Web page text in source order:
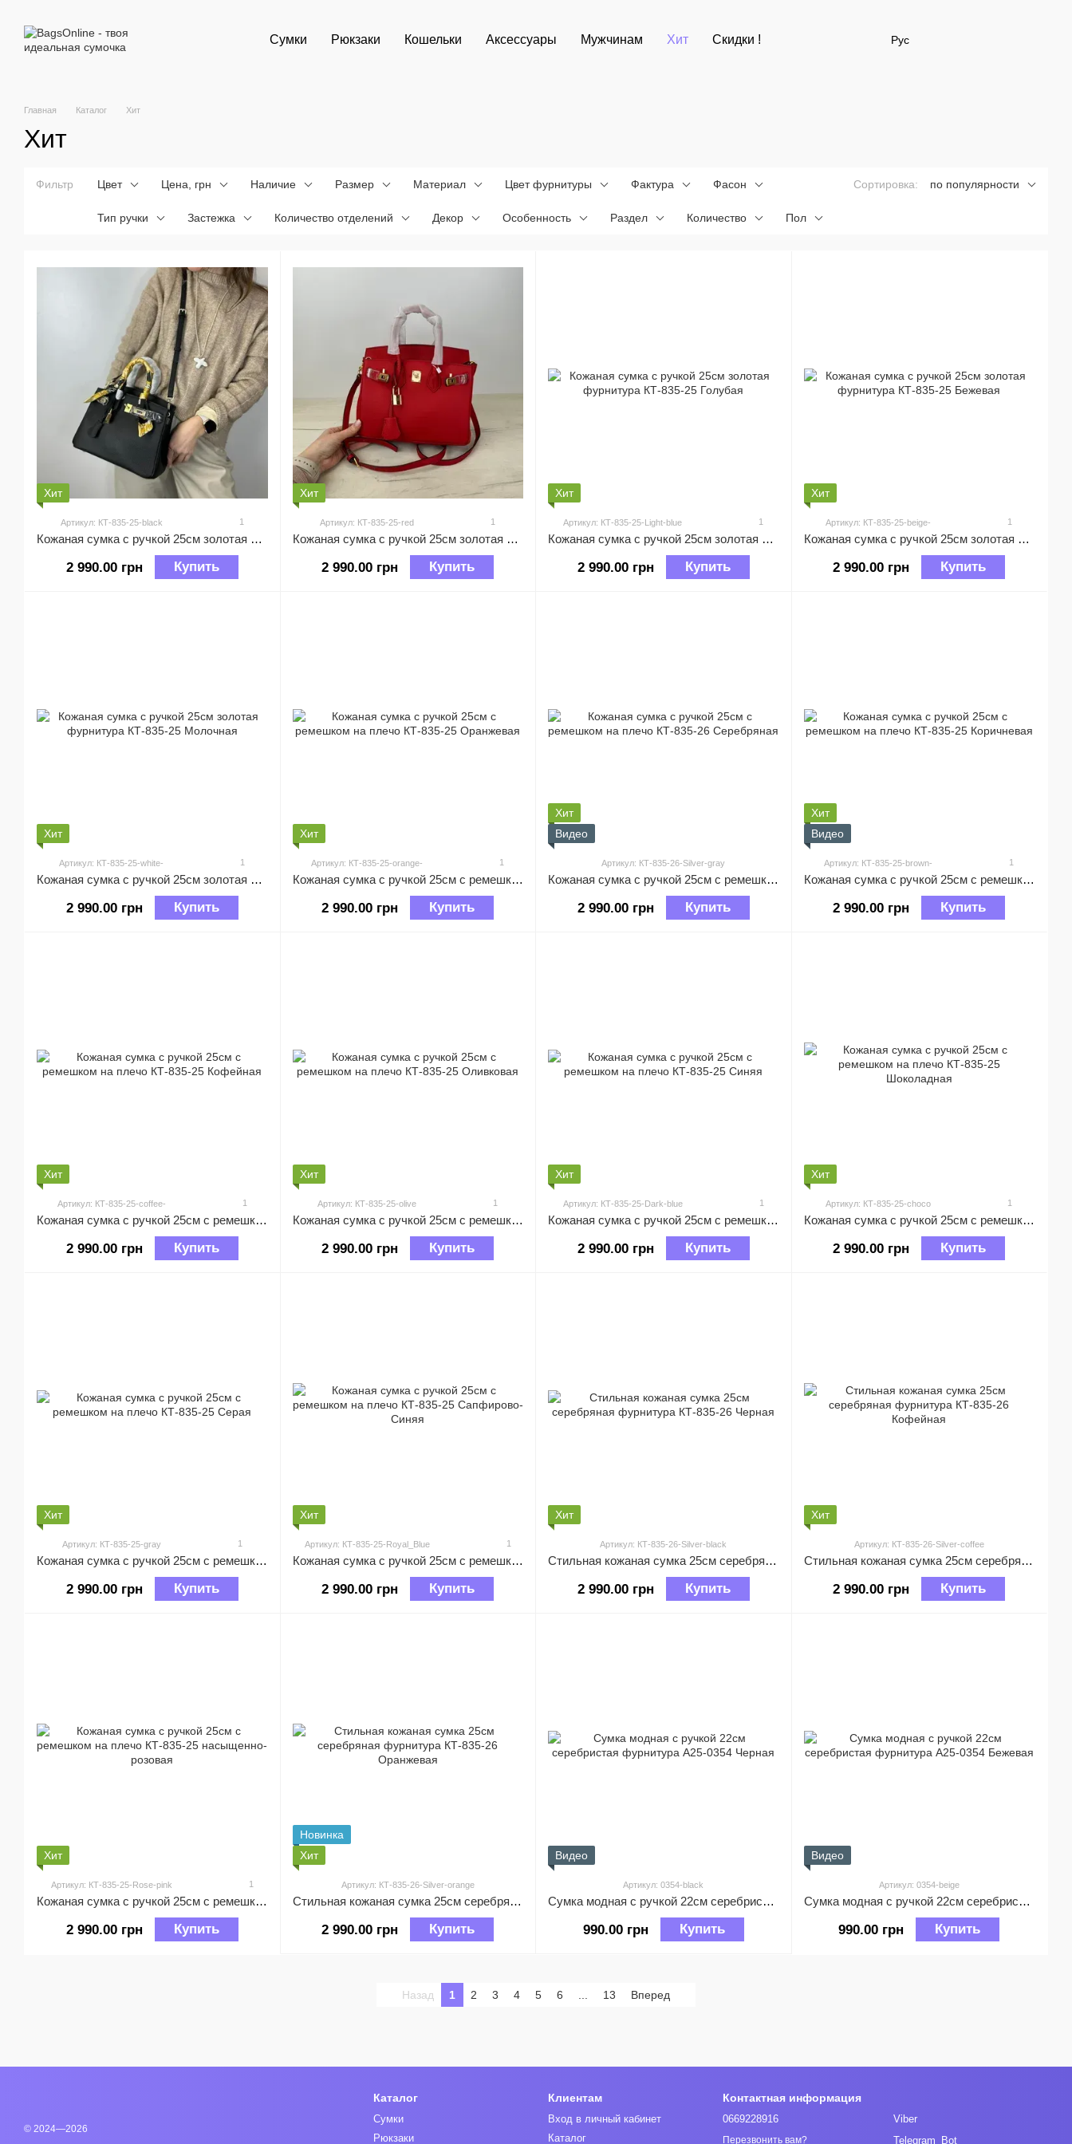
Сумки Рюкзаки Кошельки Аксессуары Мужчинам Хит Скидки ! Рус
Главная Каталог Хит
Хит
Фильтр Цвет Цена, грн Наличие Размер Материал Цвет фурнитуры Фактура Фасон
Тип ручки Застежка Количество отделений Декор Особенность Раздел Количество Пол
Сортировка: по популярности
Хит
Артикул: КТ-835-25-black 1
Кожаная сумка с ручкой 25см золотая фурнитура КТ-835-25 Черная
2 990.00 грн Купить
Хит
Артикул: КТ-835-25-red 1
Кожаная сумка с ручкой 25см золотая фурнитура КТ-835-25 Красная
2 990.00 грн Купить
Хит
Артикул: КТ-835-25-Light-blue 1
Кожаная сумка с ручкой 25см золотая фурнитура КТ-835-25 Голубая
2 990.00 грн Купить
Хит
Артикул: КТ-835-25-beige- 1
Кожаная сумка с ручкой 25см золотая фурнитура КТ-835-25 Бежевая
2 990.00 грн Купить
Хит
Артикул: КТ-835-25-white- 1
Кожаная сумка с ручкой 25см золотая фурнитура КТ-835-25 Молочная
2 990.00 грн Купить
Хит
Артикул: КТ-835-25-orange- 1
Кожаная сумка с ручкой 25см с ремешком на плечо КТ-835-25 Оранжевая
2 990.00 грн Купить
Хит
Видео
Артикул: КТ-835-26-Silver-gray
Кожаная сумка с ручкой 25см с ремешком на плечо КТ-835-26 Серебряная
2 990.00 грн Купить
Хит
Видео
Артикул: КТ-835-25-brown- 1
Кожаная сумка с ручкой 25см с ремешком на плечо КТ-835-25 Коричневая
2 990.00 грн Купить
Хит
Артикул: КТ-835-25-coffee- 1
Кожаная сумка с ручкой 25см с ремешком на плечо КТ-835-25 Кофейная
2 990.00 грн Купить
Хит
Артикул: КТ-835-25-olive 1
Кожаная сумка с ручкой 25см с ремешком на плечо КТ-835-25 Оливковая
2 990.00 грн Купить
Хит
Артикул: КТ-835-25-Dark-blue 1
Кожаная сумка с ручкой 25см с ремешком на плечо КТ-835-25 Синяя
2 990.00 грн Купить
Хит
Артикул: КТ-835-25-choco 1
Кожаная сумка с ручкой 25см с ремешком на плечо КТ-835-25 Шоколадная
2 990.00 грн Купить
Хит
Артикул: КТ-835-25-gray 1
Кожаная сумка с ручкой 25см с ремешком на плечо КТ-835-25 Серая
2 990.00 грн Купить
Хит
Артикул: КТ-835-25-Royal_Blue 1
Кожаная сумка с ручкой 25см с ремешком на плечо КТ-835-25 Сапфирово-Синяя
2 990.00 грн Купить
Хит
Артикул: КТ-835-26-Silver-black
Стильная кожаная сумка 25см серебряная фурнитура КТ-835-26 Черная
2 990.00 грн Купить
Хит
Артикул: КТ-835-26-Silver-coffee
Стильная кожаная сумка 25см серебряная фурнитура КТ-835-26 Кофейная
2 990.00 грн Купить
Хит
Артикул: КТ-835-25-Rose-pink 1
Кожаная сумка с ручкой 25см с ремешком на плечо КТ-835-25 насыщенно-розовая
2 990.00 грн Купить
Новинка
Хит
Артикул: КТ-835-26-Silver-orange
Стильная кожаная сумка 25см серебряная фурнитура КТ-835-26 Оранжевая
2 990.00 грн Купить
Видео
Артикул: 0354-black
Сумка модная с ручкой 22см серебристая фурнитура А25-0354 Черная
990.00 грн Купить
Видео
Артикул: 0354-beige
Сумка модная с ручкой 22см серебристая фурнитура А25-0354 Бежевая
990.00 грн Купить
Назад 1 2 3 4 5 6 13 Вперед
© 2024—2026
Каталог
Сумки
Рюкзаки
Клиентам
Вход в личный кабинет
Каталог
Контактная информация
0669228916
Перезвонить вам?
Viber
Telegram_Bot